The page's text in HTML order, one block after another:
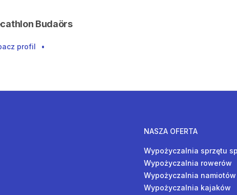
Budaörs
profil •
NASZA OFERTA
Wypożyczalnia sprzętu
Wypożyczalnia rowerów
Wypożyczalnia namiotów
Wypożyczalnia kajaków